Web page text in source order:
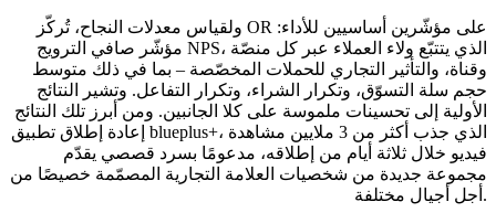
ولقياس معدلات النجاح، تُركّز OR على مؤشّرين أساسيين للأداء:
مؤشّر صافي الترويج NPS، الذي يتتبّع ولاء العملاء عبر كل منصّة
وقناة، والتأثير التجاري للحملات المخصّصة – بما في ذلك متوسط ​​
حجم سلة التسوّق، وتكرار الشراء، وتكرار التفاعل. وتشير النتائج
الأولية إلى تحسينات ملموسة على كلا الجانبين. ومن أبرز تلك النتائج
إعادة إطلاق تطبيق blueplus+، الذي جذب أكثر من 3 ملايين مشاهدة
فيديو خلال ثلاثة أيام من إطلاقه، مدعومًا بسرد قصصي يقدّم
مجموعة جديدة من شخصيات العلامة التجارية المصمّمة خصيصًا من
أجل أجيال مختلفة.